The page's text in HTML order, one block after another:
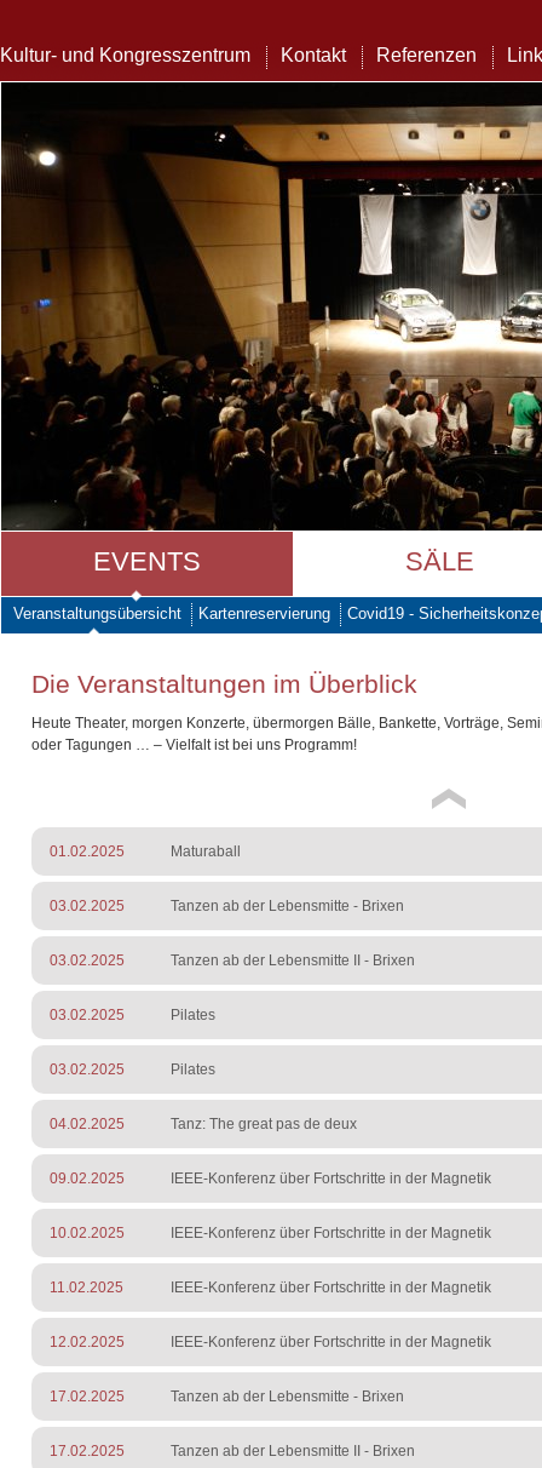
Kultur- und Kongresszentrum Kontakt Referenzen
EVENTS SÄLE
Veranstaltungsübersicht Kartenreservierung Covid19 -
Die Veranstaltungen im Überblick
Heute Theater, morgen Konzerte, übermorgen Bälle, Bankette, Vorträge,
oder Tagungen … – Vielfalt ist bei uns Programm!
01.02.2025 Maturaball
03.02.2025 Tanzen ab der Lebensmitte - Brixen
03.02.2025 Tanzen ab der Lebensmitte II - Brixen
03.02.2025 Pilates
03.02.2025 Pilates
04.02.2025 Tanz: The great pas de deux
09.02.2025 IEEE-Konferenz über Fortschritte in der Magnetik
10.02.2025 IEEE-Konferenz über Fortschritte in der Magnetik
11.02.2025 IEEE-Konferenz über Fortschritte in der Magnetik
12.02.2025 IEEE-Konferenz über Fortschritte in der Magnetik
17.02.2025 Tanzen ab der Lebensmitte - Brixen
17.02.2025 Tanzen ab der Lebensmitte II - Brixen